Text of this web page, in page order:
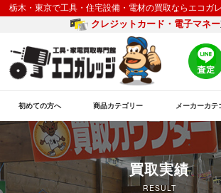
栃木・東京で工具・住宅設備・電材の買取ならエコガ
クレジットカード・電子マネー
初めての方へ 商品カテゴリー メーカーカテ
買取実績
RESULT